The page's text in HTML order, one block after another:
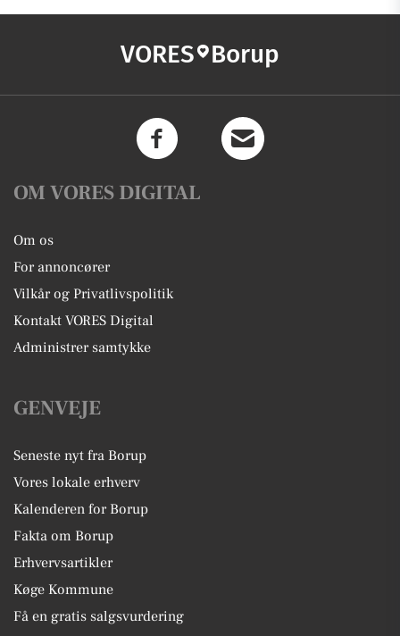
VORES Borup
OM VORES DIGITAL
Om os
For annoncører
Vilkår og Privatlivspolitik
Kontakt VORES Digital
Administrer samtykke
GENVEJE
Seneste nyt fra Borup
Vores lokale erhverv
Kalenderen for Borup
Fakta om Borup
Erhvervsartikler
Køge Kommune
Få en gratis salgsvurdering